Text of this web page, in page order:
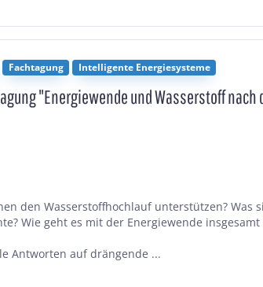
Fachtagung Intelligente Energiesysteme
"Energiewende und Wasserstoff nach
den Wasserstoffhochlauf unterstützen? Was
Wie geht es mit der Energiewende insgesamt
Antworten auf drängende ...